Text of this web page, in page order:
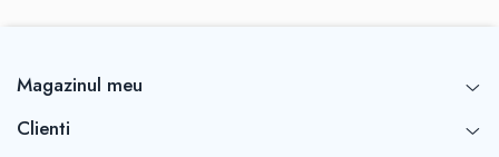
Magazinul meu
Clienti